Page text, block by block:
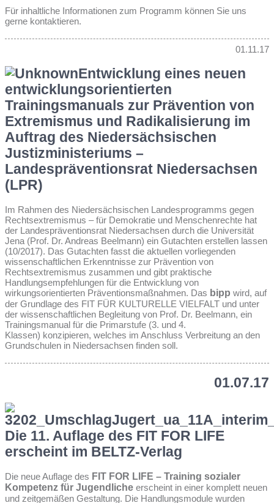
Für inhaltliche Informationen zum Programm können Sie uns
gerne kontaktieren.
01.11.17
Entwicklung eines neuen
entwicklungsorientierten
Trainingsmanuals zur Prävention von
Extremismus und Radikalisierung im
Auftrag des Niedersächsischen
Justizministeriums –
Landespräventionsrat Niedersachsen
(LPR)
Im Rahmen des Niedersächsischen Landesprogramms gegen
Rechtsextremismus – für Demokratie und Menschenrechte hat
der Landespräventionsrat Niedersachsen durch die Universität
Jena (Prof. Dr. Andreas Beelmann) ein Gutachten erstellen lassen
(10/2017). Das Gutachten fasst die aktuellen vorliegenden
wissenschaftlichen Erkenntnisse zur Prävention von
Rechtsextremismus zusammen und gibt praktische
Handlungsempfehlungen für die Entwicklung von
wirkungsorientierten Präventionsmaßnahmen. Das bipp wird, auf
der Grundlage des FIT FÜR KULTURELLE VIELFALT und unter
der wissenschaftlichen Begleitung von Prof. Dr. Beelmann, ein
Trainingsmanual für die Primarstufe (3. und 4.
Klassen) konzipieren, welches im Anschluss Verbreitung an den
Grundschulen in Niedersachsen finden soll.
01.07.17
Die 11. Auflage des FIT FOR LIFE
erscheint im BELTZ-Verlag
Die neue Auflage des FIT FOR LIFE – Training sozialer
Kompetenz für Jugendliche erscheint in einer komplett neuen
und zeitgemäßen Gestaltung. Die Handlungsmodule wurden